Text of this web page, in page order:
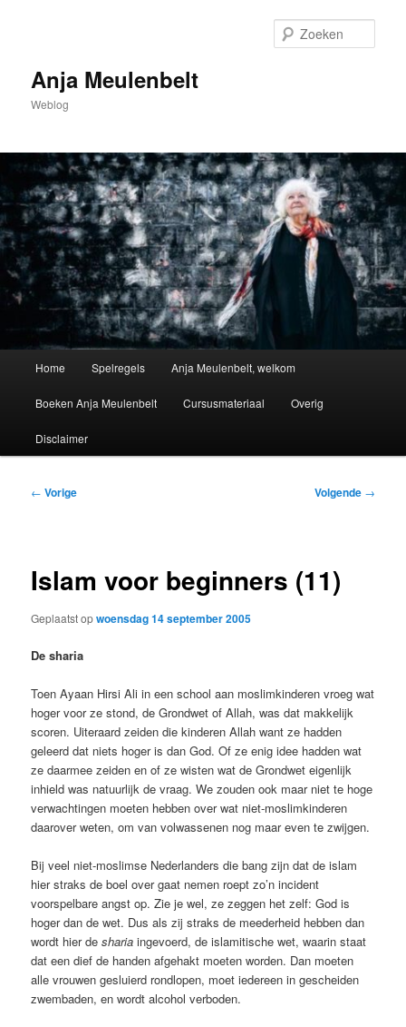
inhoudAnja Meulenbelt
Weblog
Home Spelregels Anja Meulenbelt, welkom
Boeken Anja Meulenbelt Cursusmateriaal Overig
Disclaimer
Bericht
← Vorige Volgende →
Islam voor beginners (11)
Geplaatst opwoensdag 14 september 2005
De sharia
Toen Ayaan Hirsi Ali in een school aan moslimkinderen vroeg wat
hoger voor ze stond, de Grondwet of Allah, was dat makkelijk
scoren. Uiteraard zeiden die kinderen Allah want ze hadden
geleerd dat niets hoger is dan God. Of ze enig idee hadden wat
ze daarmee zeiden en of ze wisten wat de Grondwet eigenlijk
inhield was natuurlijk de vraag. We zouden ook maar niet te hoge
verwachtingen moeten hebben over wat niet-moslimkinderen
daarover weten, om van volwassenen nog maar even te zwijgen.
Bij veel niet-moslimse Nederlanders die bang zijn dat de islam
hier straks de boel over gaat nemen roept zo’n incident
voorspelbare angst op. Zie je wel, ze zeggen het zelf: God is
hoger dan de wet. Dus als zij straks de meederheid hebben dan
wordt hier desharia ingevoerd, de islamitische wet, waarin staat
dat een dief de handen afgehakt moeten worden. Dan moeten
alle vrouwen gesluierd rondlopen, moet iedereen in gescheiden
zwembaden, en wordt alcohol verboden.